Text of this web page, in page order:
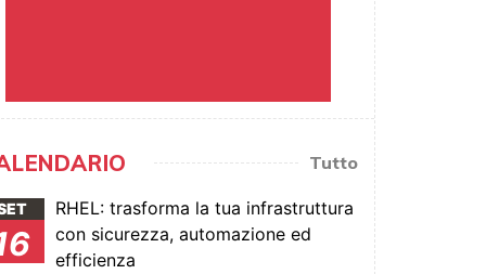
Tutto
RHEL: trasforma la tua infrastruttura
con sicurezza, automazione ed
efficienza